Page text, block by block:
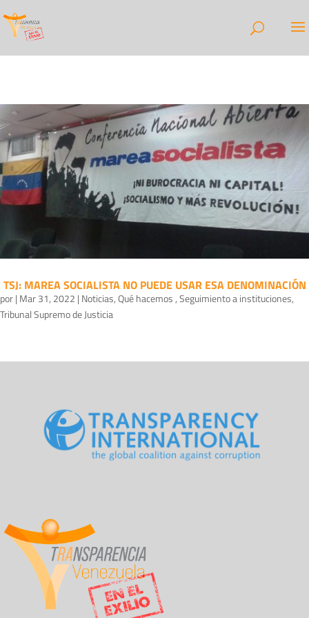
TSJ: MAREA SOCIALISTA NO PUEDE USAR ESA DENOMINACIÓN
por| Mar 31, 2022 | Noticias,Qué hacemos ,Seguimiento a instituciones,
Tribunal Supremo de Justicia